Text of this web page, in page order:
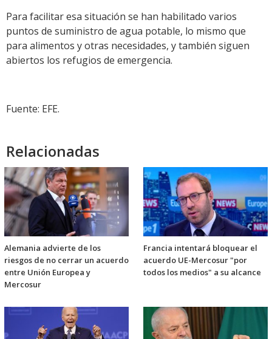
Para facilitar esa situación se han habilitado varios
puntos de suministro de agua potable, lo mismo que
para alimentos y otras necesidades, y también siguen
abiertos los refugios de emergencia.
Fuente: EFE.
Relacionadas
Alemania advierte de los
riesgos de no cerrar un acuerdo
entre Unión Europea y
Mercosur
Francia intentará bloquear el
acuerdo UE-Mercosur "por
todos los medios" a su alcance